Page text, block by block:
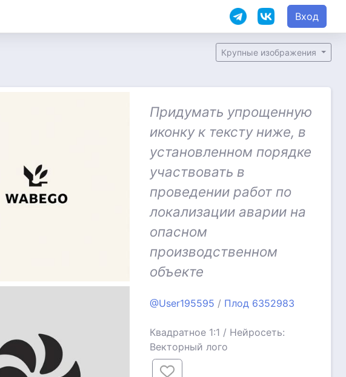
Вход
Крупные изображения
Придумать упрощенную
иконку к тексту ниже, в
установленном порядке
участвовать в
проведении работ по
локализации аварии на
опасном
производственном
объекте
@User195595 / Плод 6352983
Квадратное 1:1 / Нейросеть:
Векторный лого